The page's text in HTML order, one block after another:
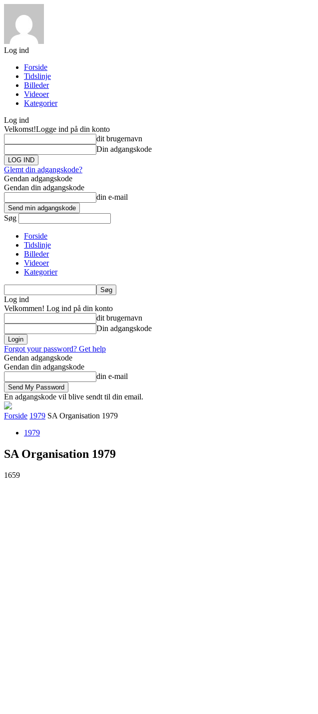
Log ind
Forside
Tidslinje
Billeder
Videoer
Kategorier
Log ind
Velkomst!Logge ind på din konto
dit brugernavn
Din adgangskode
Glemt din adgangskode?
Gendan adgangskode
Gendan din adgangskode
din e-mail
Søg
Forside
Tidslinje
Billeder
Videoer
Kategorier
Log ind
Velkommen! Log ind på din konto
dit brugernavn
Din adgangskode
Forgot your password? Get help
Gendan adgangskode
Gendan din adgangskode
din e-mail
En adgangskode vil blive sendt til din email.
Forside 1979 SA Organisation 1979
1979
SA Organisation 1979
1659